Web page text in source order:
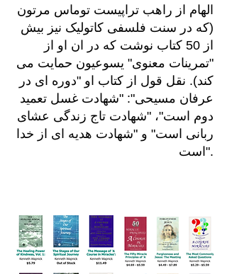
الهام از راهب تراپیست توماس مرتون
(که در سنت فلسفی کاتولیک نیز بیش
از 50 کتاب نوشت که در ان او از
"تمرینات معنوی" یسوعیون حمایت می
کند). نقل قول از کتاب او "دوره ای در
عرفان مسیحی": "شهادت غسل تعمید
دوم است"، "شهادت تاج زندگی عشای
ربانی است" و "شهادت هدیه ای از خدا
است".